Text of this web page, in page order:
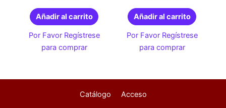
Añadir al carrito
Por Favor Regístrese
para comprar
Añadir al carrito
Por Favor Regístrese
para comprar
Catálogo Acceso